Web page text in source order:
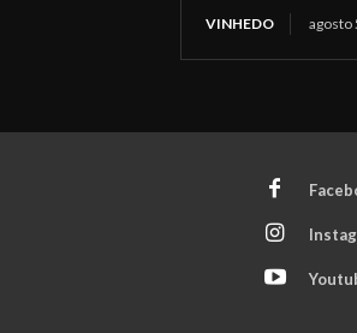
VINHEDO agosto